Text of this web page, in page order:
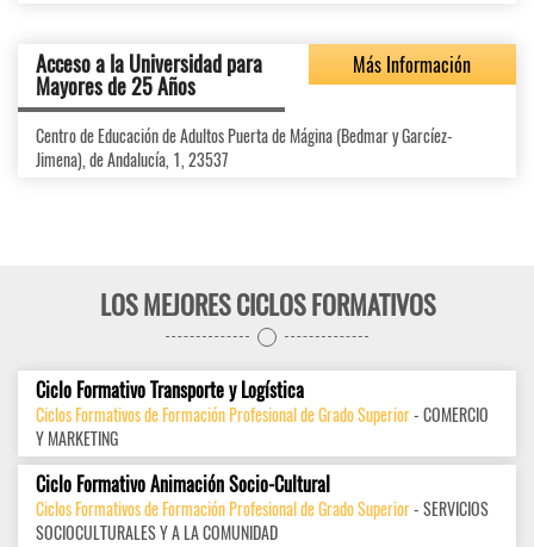
Acceso a la Universidad para
Mayores de 25 Años
Más Información
Centro de Educación de Adultos Puerta de Mágina (Bedmar y Garcíez-
Jimena), de Andalucía, 1, 23537
LOS MEJORES CICLOS FORMATIVOS
Ciclo Formativo Transporte y Logística
Ciclos Formativos de Formación Profesional de Grado Superior- COMERCIO
Y MARKETING
Ciclo Formativo Animación Socio-Cultural
Ciclos Formativos de Formación Profesional de Grado Superior- SERVICIOS
SOCIOCULTURALES Y A LA COMUNIDAD